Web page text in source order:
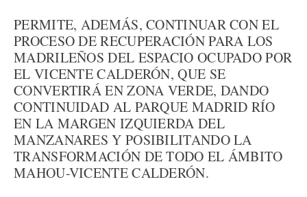
PERMITE, ADEMÁS, CONTINUAR CON EL
PROCESO DE RECUPERACIÓN PARA LOS
MADRILEÑOS DEL ESPACIO OCUPADO POR
EL VICENTE CALDERÓN, QUE SE
CONVERTIRÁ EN ZONA VERDE, DANDO
CONTINUIDAD AL PARQUE MADRID RÍO
EN LA MARGEN IZQUIERDA DEL
MANZANARES Y POSIBILITANDO LA
TRANSFORMACIÓN DE TODO EL ÁMBITO
MAHOU-VICENTE CALDERÓN.